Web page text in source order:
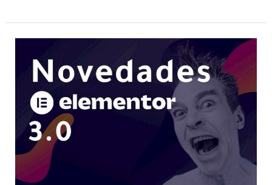
novedades
Elementor